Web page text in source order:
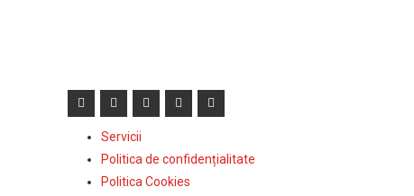
Servicii
Politica de confidențialitate
Politica Cookies